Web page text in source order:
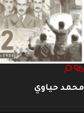
محمد حياوي